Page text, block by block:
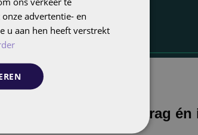
afgestemd op gedrag
advertentie- en
u aan hen heeft verstrekt